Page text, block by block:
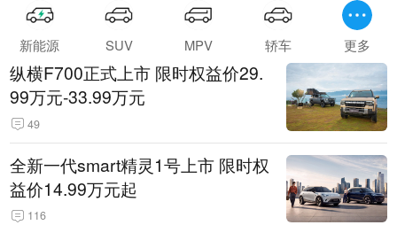
新能源 SUV MPV 轿车 更多
纵横F700正式上市 限时权益价29.
99万元-33.99万元
49
全新一代smart精灵1号上市 限时权
益价14.99万元起
116